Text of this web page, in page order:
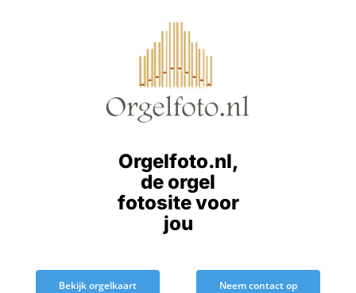
Orgelfoto.nl,
de orgel
fotosite voor
jou
Bekijk orgelkaart Neem contact op